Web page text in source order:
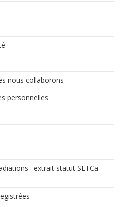
nous collaborons
personnelles
: extrait statut SETCa